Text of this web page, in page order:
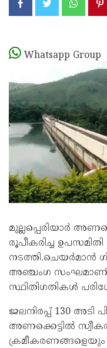
Whatsapp Group
മുല്ലപ്പെരിയാർ
രൂപീകരിച്ച
നടത്തി.ചെയർമാൻ
അഞ്ചംഗ സംഘമാണ്
സ്ഥിതിഗതികൾ
ജലനിരപ്പ് 130 അടി
അണക്കെട്ടിൽ